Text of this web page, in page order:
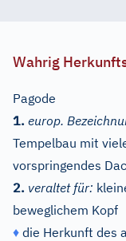
Wahrig
Pagode
1. europ.
Tempelbau mit
vorspringendes
2. veraltet für:
beweglichem Kopf
♦ die Herkunft des